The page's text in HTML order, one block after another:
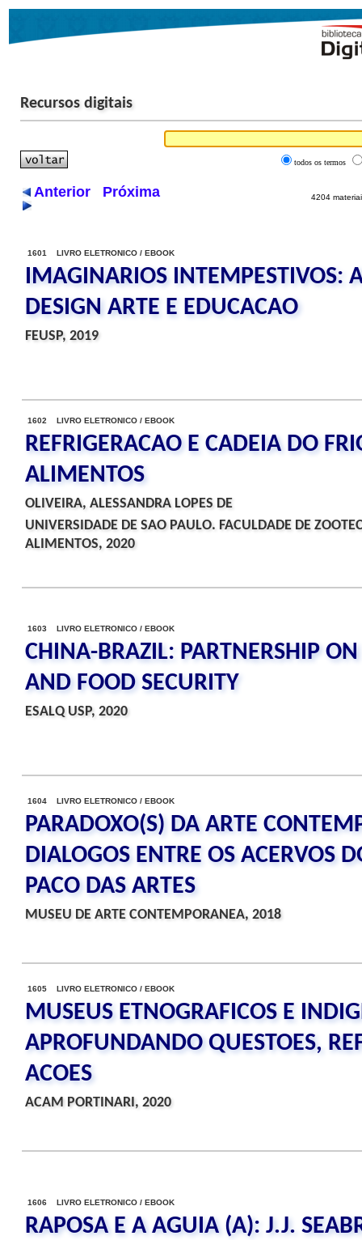
Recursos digitais
todos os termos
Anterior Próxima 4204
1601 LIVRO ELETRONICO / EBOOK
IMAGINARIOS INTEMPESTIVOS:
DESIGN ARTE E EDUCACAO
FEUSP, 2019
1602 LIVRO ELETRONICO / EBOOK
REFRIGERACAO E CADEIA DO
ALIMENTOS
OLIVEIRA, ALESSANDRA LOPES DE
UNIVERSIDADE DE SAO PAULO. FACULDADE DE
ALIMENTOS, 2020
1603 LIVRO ELETRONICO / EBOOK
CHINA-BRAZIL: PARTNERSHIP
AND FOOD SECURITY
ESALQ USP, 2020
1604 LIVRO ELETRONICO / EBOOK
PARADOXO(S) DA ARTE
DIALOGOS ENTRE OS ACERVOS
PACO DAS ARTES
MUSEU DE ARTE CONTEMPORANEA, 2018
1605 LIVRO ELETRONICO / EBOOK
MUSEUS ETNOGRAFICOS E
APROFUNDANDO QUESTOES,
ACOES
ACAM PORTINARI, 2020
1606 LIVRO ELETRONICO / EBOOK
RAPOSA E A AGUIA (A): J.J.